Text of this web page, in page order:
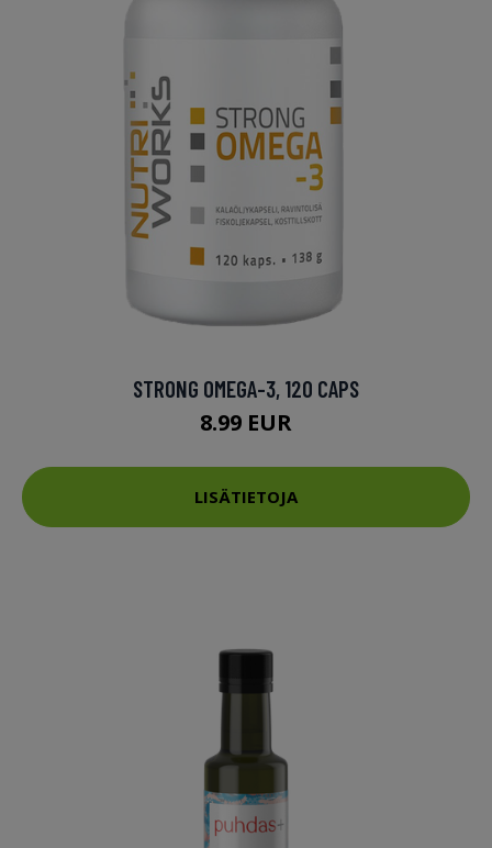
STRONG OMEGA-3, 120 CAPS
8.99 EUR
LISÄTIETOJA